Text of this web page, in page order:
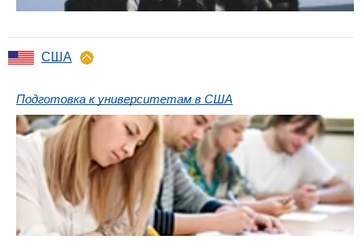
США
Подготовка к университетам в США